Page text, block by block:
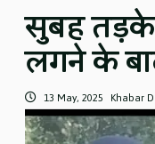
सुबह तड़के
लगने के
13 May, 2025 Khabar